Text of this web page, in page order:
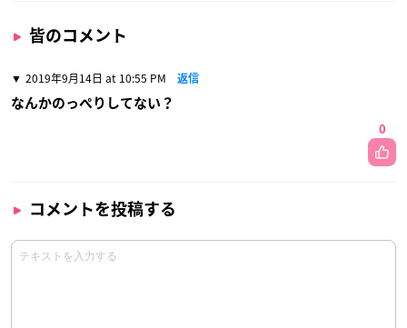
皆のコメント
2019年9月14日 at 10:55 PM 返信
なんかのっぺりしてない？
0
コメントを投稿する